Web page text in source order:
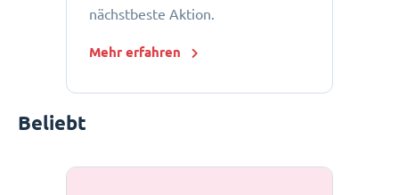
nächstbeste Aktion.
Mehr erfahren
Beliebt